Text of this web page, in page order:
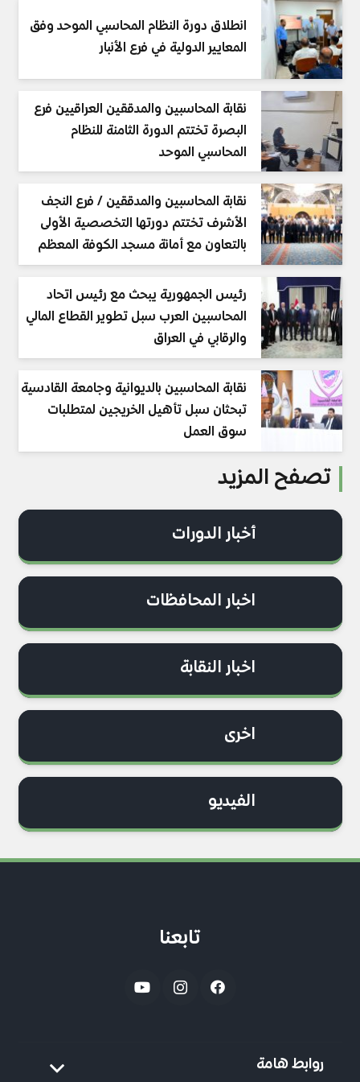
انطلاق دورة النظام المحاسبي الموحد وفق
المعايير الدولية في فرع الأنبار
نقابة المحاسبين والمدققين العراقيين فرع
البصرة تختتم الدورة الثامنة للنظام
المحاسبي الموحد
نقابة المحاسبين والمدققين / فرع النجف
الأشرف تختتم دورتها التخصصية الأولى
بالتعاون مع أمانة مسجد الكوفة المعظم
رئيس الجمهورية يبحث مع رئيس اتحاد
المحاسبين العرب سبل تطوير القطاع المالي
والرقابي في العراق
نقابة المحاسبين بالديوانية وجامعة القادسية
تبحثان سبل تأهيل الخريجين لمتطلبات
سوق العمل
تصفح المزيد
أخبار الدورات
اخبار المحافظات
اخبار النقابة
اخرى
الفيديو
تابعنا
روابط هامة